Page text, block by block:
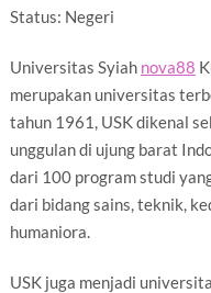
Status: Negeri
Universitas Syiah nova88
merupakan universitas
tahun 1961, USK dikenal
unggulan di ujung barat
dari 100 program studi
dari bidang sains, teknik,
humaniora.
USK juga menjadi